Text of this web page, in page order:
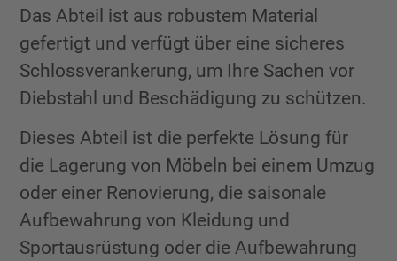
Das Abteil ist aus robustem Material
gefertigt und verfügt über eine sicheres
Schlossverankerung, um Ihre Sachen vor
Diebstahl und Beschädigung zu schützen.
Dieses Abteil ist die perfekte Lösung für
die Lagerung von Möbeln bei einem Umzug
oder einer Renovierung, die saisonale
Aufbewahrung von Kleidung und
Sportausrüstung oder die Aufbewahrung